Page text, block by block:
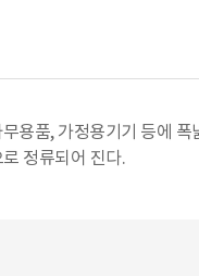
용품, 가정용기기 등에 폭
정류되어 진다.